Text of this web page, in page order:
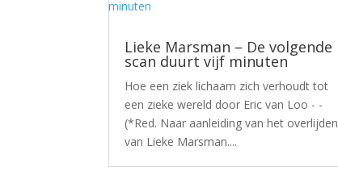
Lieke Marsman – De volgende
scan duurt vijf minuten
Hoe een ziek lichaam zich verhoudt tot
een zieke wereld door Eric van Loo - -
(*Red. Naar aanleiding van het overlijden
van Lieke Marsman....